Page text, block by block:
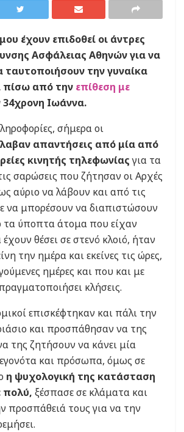
έχουν επιδοθεί οι άντρες
Ασφάλειας Αθηνών για να
ταυτοποιήσουν την γυναίκα
πίσω από την επίθεση με
34χρονη Ιωάννα.
σήμερα οι
απαντήσεις από μία από
κινητής τηλεφωνίαςγια τα
σαρώσεις που ζήτησαν οι Αρχές
αύριο να λάβουν και από τις
να μπορέσουν να διαπιστώσουν
τα ύποπτα άτομα που είχαν
θέσει σε στενό κλοιό, ήταν
την ημέρα και εκείνες τις ώρες,
ημέρες και που και με
κλήσεις.
επισκέφτηκαν και πάλι την
και προσπάθησαν να της
της ζητήσουν να κάνει μία
και πρόσωπα, όμως σε
η ψυχολογική της κατάσταση
πολύ, ξέσπασε σε κλάματα και
προσπάθειά τους για να την